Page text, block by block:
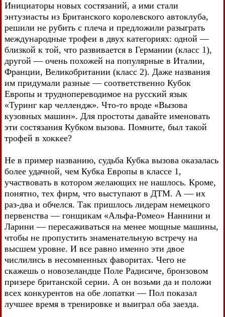
Инициаторы новых состязаний, а ими стали
энтузиасты из Британского королевского автоклуба,
решили не рубить с плеча и предложили разыграть
международные трофеи в двух категориях: одной —
близкой к той, что развивается в Германии (класс 1),
другой — очень похожей на популярные в Италии,
Франции, Великобритании (класс 2). Даже названия
им придумали разные — соответственно Кубок
Европы и труднопереводимое на русский язык
«Туринг кар челлендж». Что-то вроде «Вызова
кузовных машин». Для простоты давайте именовать
эти состязания Кубком вызова. Помните, был такой
трофей в хоккее?
Не в пример названию, судьба Кубка вызова оказалась
более удачной, чем Кубка Европы в классе 1,
участвовать в котором желающих не нашлось. Кроме,
понятно, тех фирм, что выступают в ДТМ. А — их
раз-два и обчелся. Так пришлось лидерам немецкого
первенства — гонщикам «Альфа-Ромео» Наннини и
Ларини — пересаживаться на менее мощные машины,
чтобы не пропустить знаменательную встречу на
высшем уровне. И все равно именно эти двое
числились в несомненных фаворитах. Чего не
скажешь о новозеландце Поле Радисиче, бронзовом
призере британской серии. А он возьми да и положи
всех конкурентов на обе лопатки — Пол показал
лучшее время в тренировке и выиграл оба заезда.